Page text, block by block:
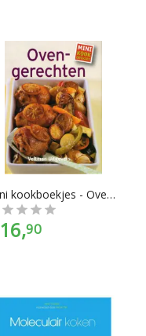
Mini kookboekjes - Ovengerechten
16,90